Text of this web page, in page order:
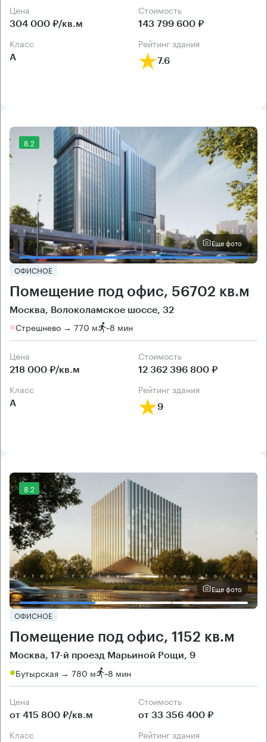
Цена
304 000 ₽/кв.м
Cтоимость
143 799 600 ₽
класс
А
рейтинг здания
7.6
8.2
Еще фото
ОФИСНОЕ
Помещение под офис, 56702 кв.м
Москва, Волоколамское шоссе, 32
Стрешнево → 770 м ~8 мин
Цена
218 000 ₽/кв.м
Cтоимость
12 362 396 800 ₽
класс
А
рейтинг здания
9
8.2
Еще фото
ОФИСНОЕ
Помещение под офис, 1152 кв.м
Москва, 17-й проезд Марьиной Рощи, 9
Бутырская → 780 м ~8 мин
Цена
от 415 800 ₽/кв.м
Cтоимость
от 33 356 400 ₽
класс рейтинг здания